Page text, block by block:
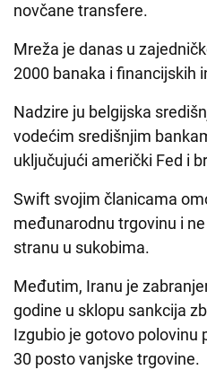
novčane transfere.
Mreža je danas u
2000 banaka i financijskih
Nadzire ju belgijska
vodećim središnjim
uključujući američki Fed i
Swift svojim članicama
međunarodnu trgovinu i
stranu u sukobima.
Međutim, Iranu je
godine u sklopu sankcija
Izgubio je gotovo polovinu
30 posto vanjske trgovine.